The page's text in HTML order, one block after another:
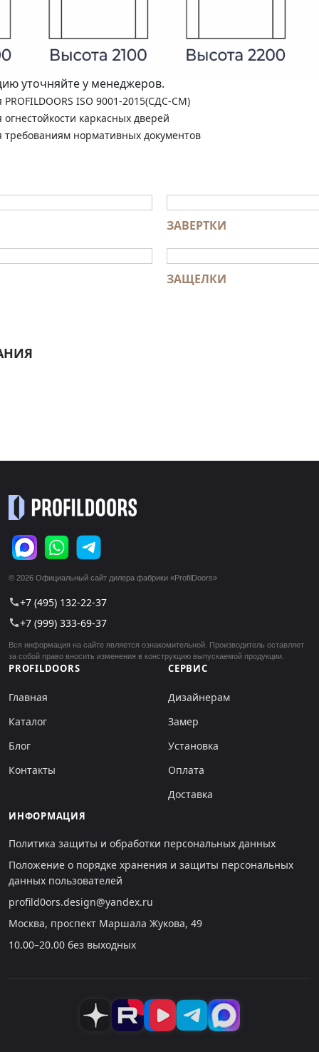
уточняйте у менеджеров.
ISO 9001-2015(СДС-СМ)
каркасных дверей
требованиям нормативных документов
ЗАВЕРТКИ
ЗАЩЕЛКИ
© 2026 Официальный сайт дилера фабрики «ProfilDoors»
call+7 (495) 132-22-37
call+7 (999) 333-69-37
Вся информация на сайте является ознакомительной. Производитель оставляет
за собой право вносить изменения в конструкцию выпускаемой продукции.
PROFILDOORS
Главная
Каталог
Блог
Контакты
СЕРВИС
Дизайнерам
Замер
Установка
Оплата
Доставка
ИНФОРМАЦИЯ
Политика защиты и обработки персональных данных
Положение о порядке хранения и защиты персональных
данных пользователей
profild0ors.design@yandex.ru
Москва, проспект Маршала Жукова, 49
10.00–20.00 без выходных